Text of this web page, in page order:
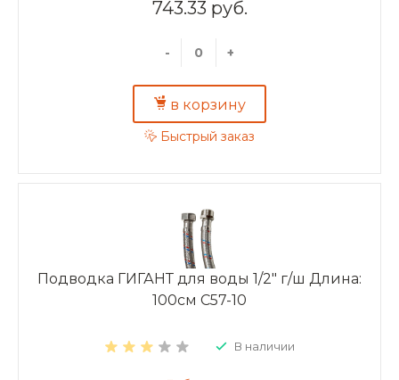
743.33 руб.
- +
в корзину
Быстрый заказ
Подводка ГИГАНТ для воды 1/2" г/ш Длина:
100см C57-10
В наличии